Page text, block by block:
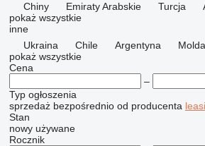
Chiny
Emiraty Arabskie Turcja
pokaż wszystkie
inne
Ukraina
Chile Argentyna
pokaż wszystkie
Cena
–
Typ ogłoszenia
sprzedaż bezpośrednio od producenta
Stan
nowy używane
Rocznik